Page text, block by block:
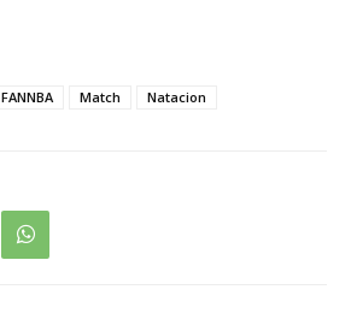
FANNBA Match Natacion